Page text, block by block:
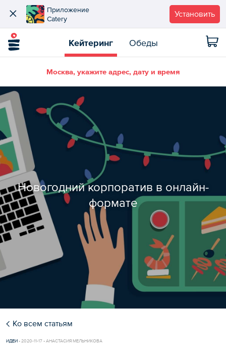
Приложение
Catery
Установить
Кейтеринг Обеды
Москва, укажите адрес, дату и время
Новогодний корпоратив в онлайн-
формате
Ко всем статьям
ИДЕИ • 2020-11-17 • АНАСТАСИЯ МЕЛЬНИКОВА